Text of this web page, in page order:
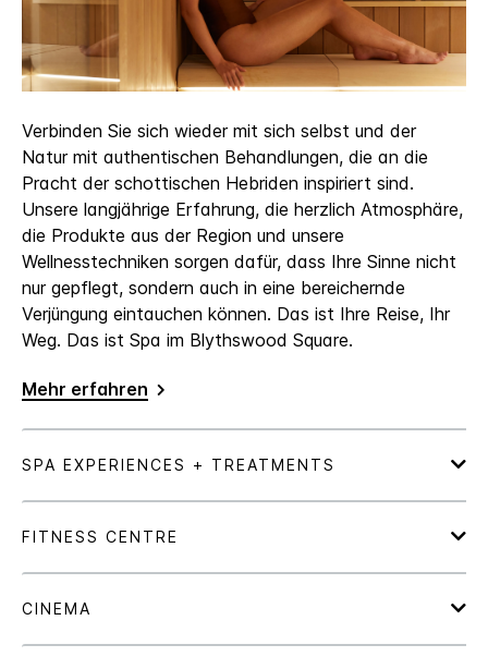
Verbinden Sie sich wieder mit sich selbst und der
Natur mit authentischen Behandlungen, die an die
Pracht der schottischen Hebriden inspiriert sind.
Unsere langjährige Erfahrung, die herzlich Atmosphäre,
die Produkte aus der Region und unsere
Wellnesstechniken sorgen dafür, dass Ihre Sinne nicht
nur gepflegt, sondern auch in eine bereichernde
Verjüngung eintauchen können. Das ist Ihre Reise, Ihr
Weg. Das ist Spa im Blythswood Square.
Mehr erfahren